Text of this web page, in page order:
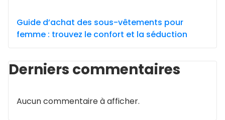
Guide d’achat des sous-vêtements pour
femme : trouvez le confort et la séduction
Derniers commentaires
Aucun commentaire à afficher.